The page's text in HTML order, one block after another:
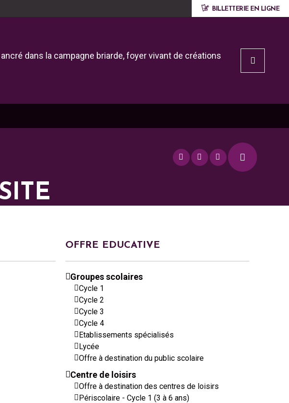
BILLETTERIE EN LIGNE
dans la campagne briarde, foyer vivant de créations
OFFRE EDUCATIVE
Groupes scolaires
Cycle 1
Cycle 2
Cycle 3
Cycle 4
Etablissements spécialisés
Lycée
Offre à destination du public scolaire
Centre de loisirs
Offre à destination des centres de loisirs
Périscolaire - Cycle 1 (3 à 6 ans)